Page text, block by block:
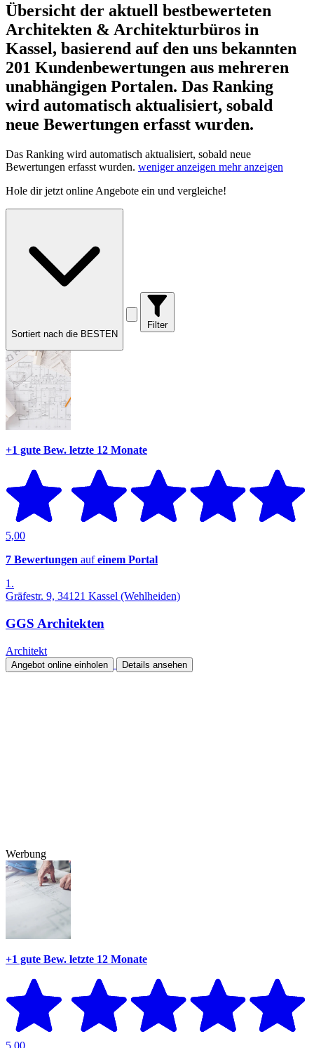
Übersicht der aktuell bestbewerteten
Architekten & Architekturbüros in
Kassel, basierend auf den uns bekannten
201 Kundenbewertungen aus mehreren
unabhängigen Portalen. Das Ranking
wird automatisch aktualisiert, sobald
neue Bewertungen erfasst wurden.
Das Ranking wird automatisch aktualisiert, sobald neue
Bewertungen erfasst wurden. weniger anzeigen mehr anzeigen
Hole dirjetzt online Angebote ein und vergleiche!
Sortiert nach die BESTEN
Filter
+1 gute Bew. letzte 12 Monate
5,00
7 Bewertungen aufeinem Portal
1.
Gräfestr. 9, 34121 Kassel (Wehlheiden)
GGS Architekten
Architekt
Angebot online einholen Details ansehen
Werbung
+1 gute Bew. letzte 12 Monate
5,00